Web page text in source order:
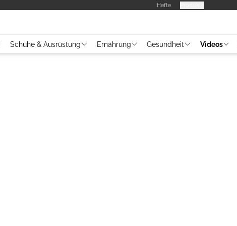
Hefte
Schuhe & Ausrüstung Ernährung Gesundheit Videos